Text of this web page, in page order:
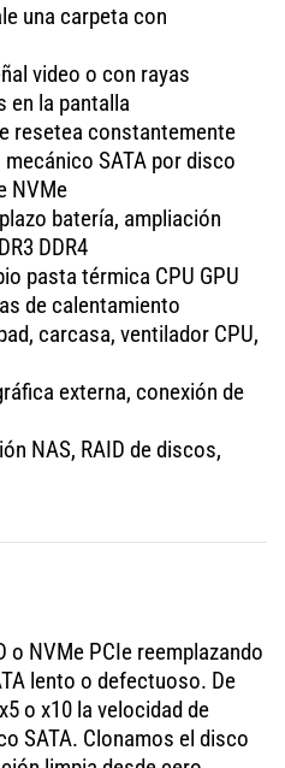
una carpeta con
video o con rayas
la pantalla
resetea constantemente
SATA por disco
NVMe
batería, ampliación
DDR4
pasta térmica CPU GPU
de calentamiento
carcasa, ventilador CPU,
externa, conexión de
NAS, RAID de discos,
NVMe PCIe reemplazando
lento o defectuoso. De
o x10 la velocidad de
SATA. Clonamos el disco